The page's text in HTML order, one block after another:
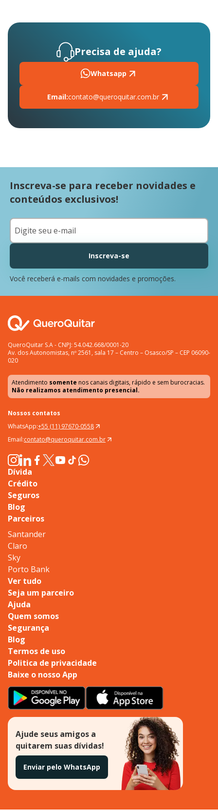
Precisa de ajuda?
Whatsapp
Email:contato@queroquitar.com.br
Inscreva-se para receber novidades e
conteúdos exclusivos!
Inscreva-se
Você receberá e-mails com novidades e promoções.
QueroQuitar S.A - CNPJ: 54.042.668/0001-20
Av. dos Autonomistas, nº 2561, sala 17 – Centro – Osasco/SP – CEP 06090-
020
Atendimento somente nos canais digitais, rápido e sem burocracias.
Não realizamos atendimento presencial.
Nossos contatos
WhatsApp:+55 (11) 97670-0558
Email:contato@queroquitar.com.br
Dívida
Crédito
Seguros
Blog
Parceiros
Santander
Claro
Sky
Porto Bank
Ver tudo
Seja um parceiro
Ajuda
Quem somos
Segurança
Blog
Termos de uso
Politica de privacidade
Baixe o nosso App
Ajude seus amigos a
quitarem suas dívidas!
Enviar pelo WhatsApp